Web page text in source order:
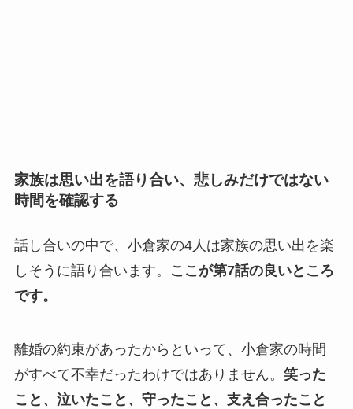
家族は思い出を語り合い、悲しみだけではない
時間を確認する
話し合いの中で、小倉家の4人は家族の思い出を楽
しそうに語り合います。
ここが第7話の良いところ
です。
離婚の約束があったからといって、小倉家の時間
がすべて不幸だったわけではありません。 笑った
こと、泣いたこと、守ったこと、支え合ったこと